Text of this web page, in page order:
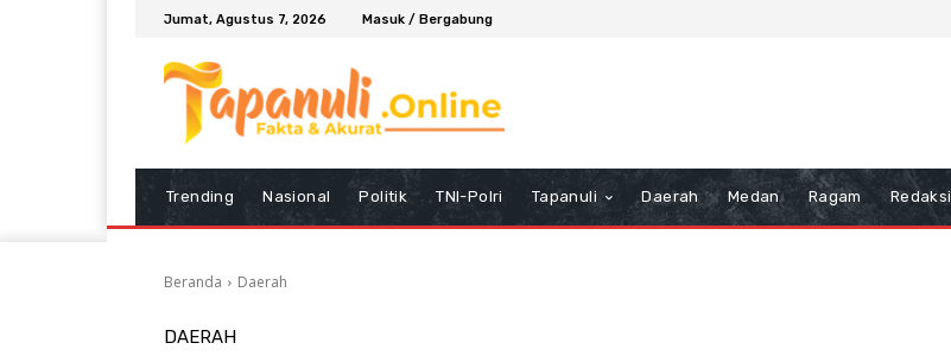
Jumat, Agustus 7, 2026 Masuk / Bergabung
Trending Nasional Politik TNI-Polri Tapanuli Daerah Medan Ragam Redaksi
Beranda Daerah
DAERAH